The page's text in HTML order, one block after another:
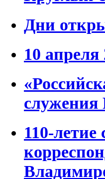
Дни
10
служения
110-